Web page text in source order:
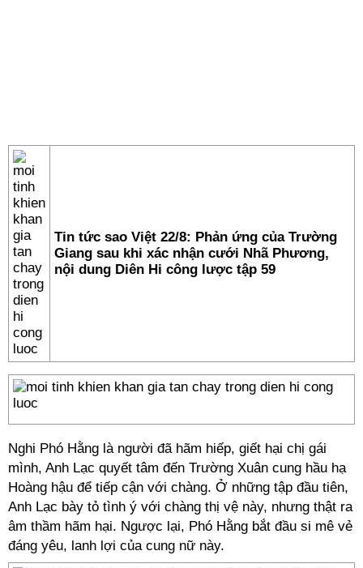
Tin tức sao Việt 22/8: Phản ứng của Trường
Giang sau khi xác nhận cưới Nhã Phương,
nội dung Diên Hi công lược tập 59
Nghi Phó Hằng là người đã hãm hiếp, giết hại chị gái
mình, Anh Lạc quyết tâm đến Trường Xuân cung hầu hạ
Hoàng hậu để tiếp cận với chàng. Ở những tập đầu tiên,
Anh Lạc bày tỏ tình ý với chàng thị vệ này, nhưng thật ra
âm thầm hãm hại. Ngược lại, Phó Hằng bắt đầu si mê vẻ
đáng yêu, lanh lợi của cung nữ này.